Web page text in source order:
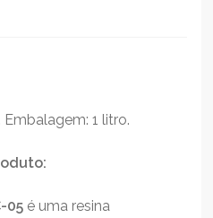
1 litro.
05 é uma resina